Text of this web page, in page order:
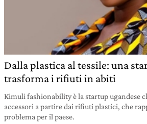
Dalla plastica al tessile: una
trasforma i rifiuti in abiti
Kimuli fashionability è la startup ugandese
accessori a partire dai rifiuti plastici, che
problema per il paese.